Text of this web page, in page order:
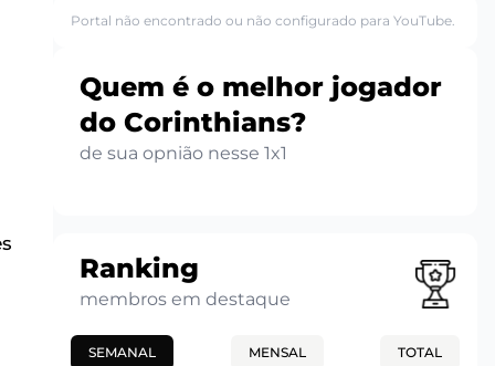
Portal não encontrado ou não configurado para YouTube.
Quem é o melhor jogador
do Corinthians?
de sua opnião nesse 1x1
Ranking
membros em destaque
SEMANAL MENSAL TOTAL